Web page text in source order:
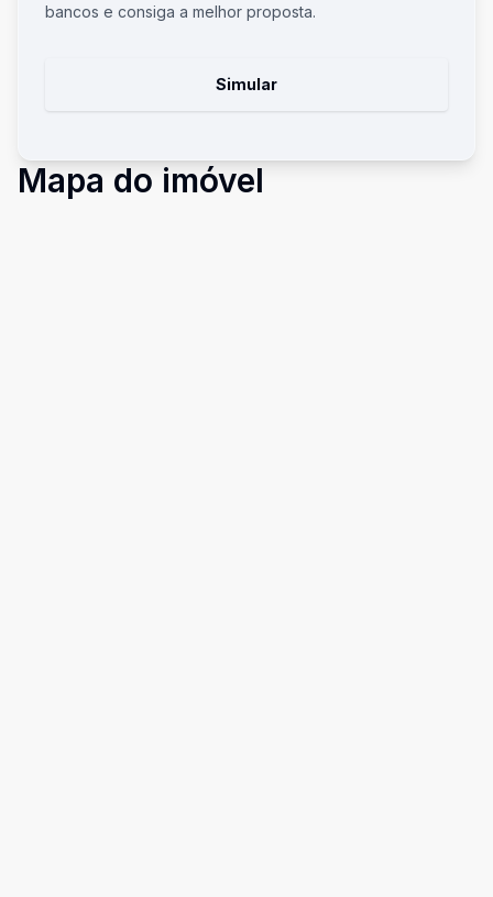
bancos e consiga a melhor proposta.
Simular
Mapa do imóvel